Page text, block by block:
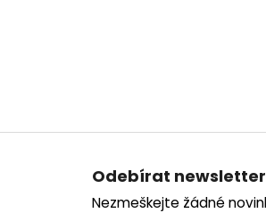
Z
Odebírat newsletter
Nezmeškejte žádné